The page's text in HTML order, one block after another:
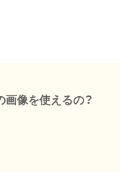
画像を使えるの？